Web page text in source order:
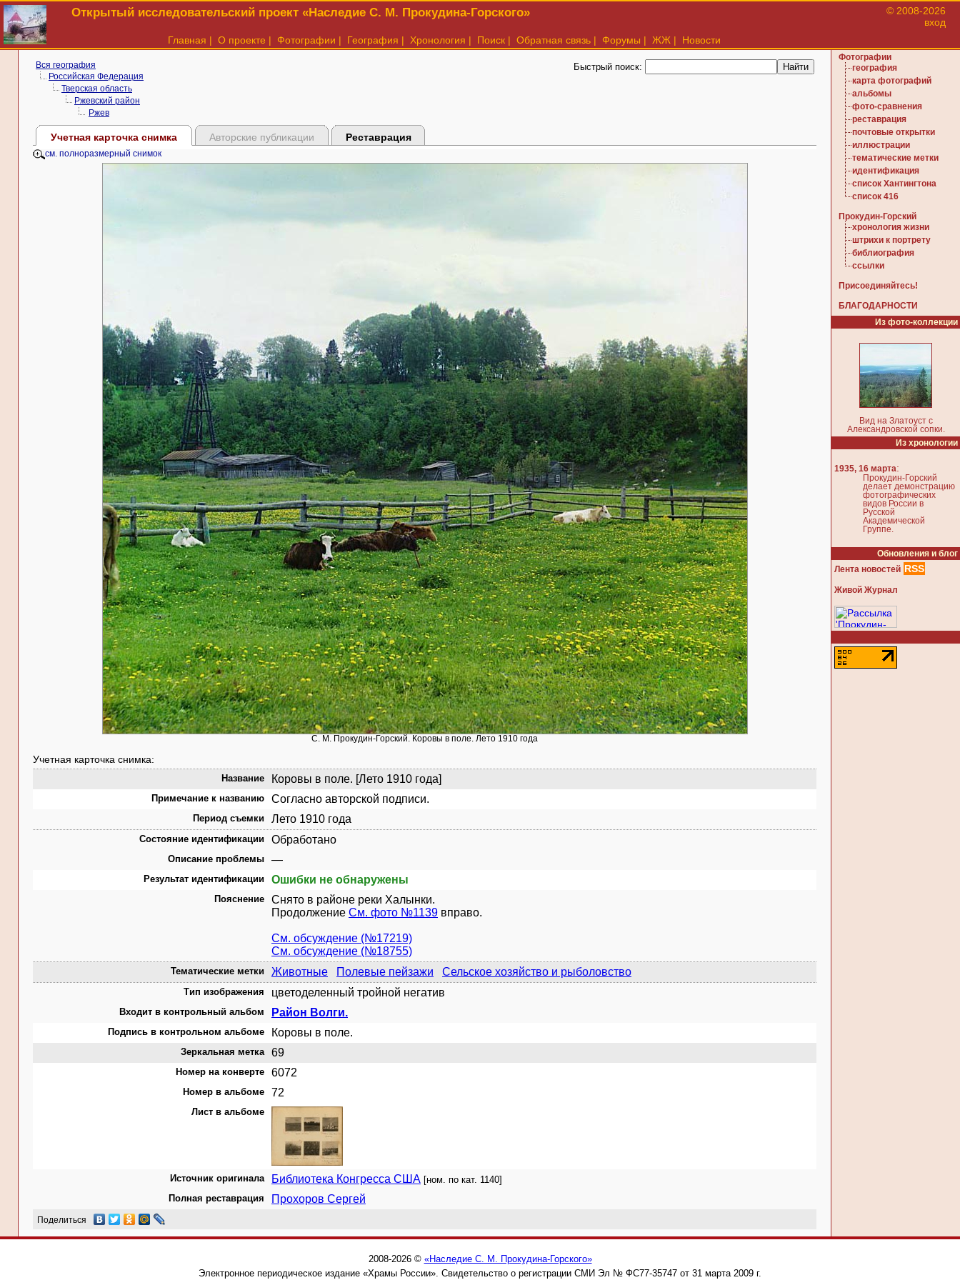
Открытый исследовательский проект «Наследие С. М. Прокудина-Горского»
© 2008-2026
вход
Главная | О проекте | Фотографии | География | Хронология | Поиск | Обратная связь | Форумы | ЖЖ | Новости
Вся география
Российская Федерация
Тверская область
Ржевский район
Ржев
Быстрый поиск:
Учетная карточка снимка Авторские публикации Реставрация
см. полноразмерный снимок
С. М. Прокудин-Горский. Коровы в поле. Лето 1910 года
Учетная карточка снимка:
Название Коровы в поле. [Лето 1910 года]
Примечание к названию Согласно авторской подписи.
Период съемки Лето 1910 года
Состояние идентификации Обработано
Описание проблемы —
Результат идентификации Ошибки не обнаружены
Пояснение
Снято в районе реки Халынки.
Продолжение См. фото №1139 вправо.
См. обсуждение (№17219)
См. обсуждение (№18755)
Тематические метки Животные Полевые пейзажи Сельское хозяйство и рыболовство
Тип изображения цветоделенный тройной негатив
Входит в контрольный альбом Район Волги.
Подпись в контрольном альбоме Коровы в поле.
Зеркальная метка 69
Номер на конверте 6072
Номер в альбоме 72
Лист в альбоме
Источник оригинала Библиотека Конгресса США [ном. по кат. 1140]
Полная реставрация
Прохоров Сергей
Поделиться
Фотографии
география
карта фотографий
альбомы
фото-сравнения
реставрация
почтовые открытки
иллюстрации
тематические метки
идентификация
список Хантингтона
список 416
Прокудин-Горский
хронология жизни
штрихи к портрету
библиография
ссылки
Присоединяйтесь!
БЛАГОДАРНОСТИ
Из фото-коллекции
Вид на Златоуст с
Александровской сопки.
Из хронологии
1935, 16 марта:
Прокудин-Горский
делает демонстрацию
фотографических
видов России в
Русской
Академической
Группе.
Обновления и блог
Лента новостей RSS
Живой Журнал
2008-2026 © «Наследие С. М. Прокудина-Горского»
Электронное периодическое издание «Храмы России». Свидетельство о регистрации СМИ Эл № ФС77-35747 от 31 марта 2009 г.